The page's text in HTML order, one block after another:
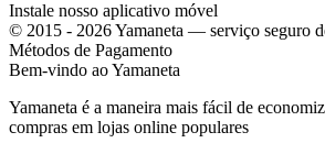
Instale nosso aplicativo móvel
© 2015 - 2026 Yamaneta — serviço seguro
Métodos de Pagamento
Bem-vindo aoYamaneta
Yamaneta é a maneira mais fácil de
compras em lojas online populares